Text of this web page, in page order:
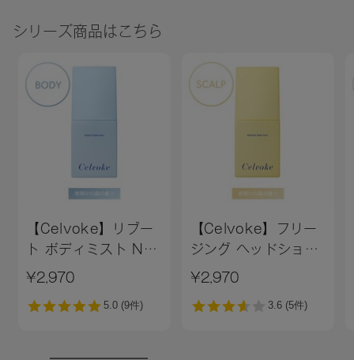
シリーズ商品はこちら
【Celvoke】リブー
ト ボディミスト N
Dawn Forest 〈夜
¥2,970
【Celvoke】フリー
ジング ヘッドショッ
ト Dawn Forest
り〉
¥2,970